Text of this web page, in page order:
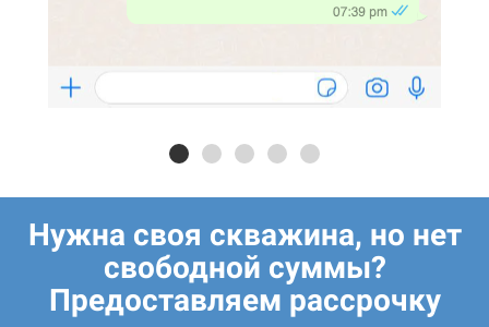
Нужна своя скважина, но нет
свободной суммы?
Предоставляем рассрочку